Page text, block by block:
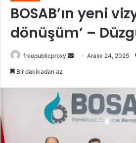
BOSAB’ın yeni
dönüşüm’ –
freepublicproxy
Bir
Aralık 24, 2025
Bir dakikadan az